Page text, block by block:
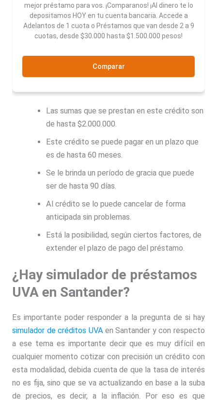
mejor préstamo para vos. ¡Comparanos! ¡Al dinero te lo
depositamos HOY en tu cuenta bancaria. Accede a
Adelantos de 1 cuota o Préstamos que van desde 2 a 9
cuotas, desde $30.000 hasta $1.500.000 pesos!
Comparar
Las sumas que se prestan en este crédito son
de hasta $2.000.000.
Este crédito se puede pagar en un plazo que
es de hasta 60 meses.
Se le brinda un período de gracia que puede
ser de hasta 90 días.
Al crédito se lo puede cancelar de forma
anticipada sin problemas.
Está la posibilidad, según ciertos factores, de
extender el plazo de pago del préstamo.
¿Hay simulador de préstamos
UVA en Santander?
Es importante poder responder a la pregunta de si hay
simulador de créditos UVAen Santander y con respecto
a ese tema es importante decir que es muy difícil en
cualquier momento cotizar con precisión un crédito con
esta modalidad, debida cuenta de que la tasa de interés
no es fija, sino que se va actualizando en base a la suba
de precios, es decir, a la inflación. Por eso es que